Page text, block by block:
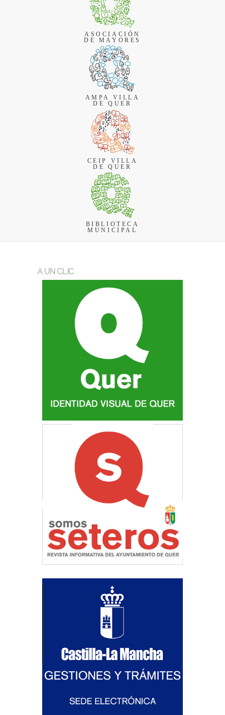
ASOCIACIÓN
DE MAYORES
AMPA VILLA
DE QUER
CEIP VILLA
DE QUER
BIBLIOTECA
MUNICIPAL
A UN CLIC